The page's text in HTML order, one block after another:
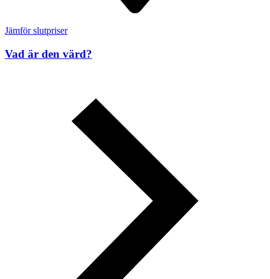
Jämför slutpriser
Vad är den värd?